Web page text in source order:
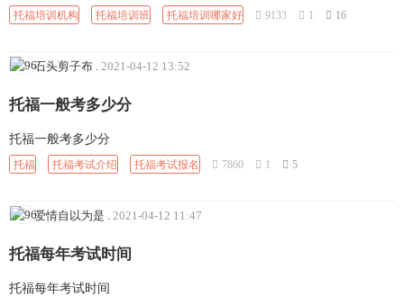
托福培训机构 托福培训班 托福培训哪家好 9133 1 16
石头剪子布 2021-04-12 13:52
托福一般考多少分
托福一般考多少分
托福 托福考试介绍 托福考试报名 7860 1 5
爱情自以为是 2021-04-12 11:47
托福每年考试时间
托福每年考试时间